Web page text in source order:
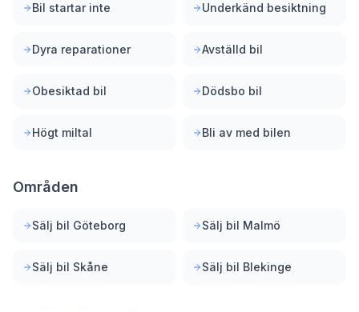
Bil startar inte Underkänd besiktning
Dyra reparationer Avställd bil
Obesiktad bil Dödsbo bil
Högt miltal Bli av med bilen
Områden
Sälj bil Göteborg Sälj bil Malmö
Sälj bil Skåne Sälj bil Blekinge